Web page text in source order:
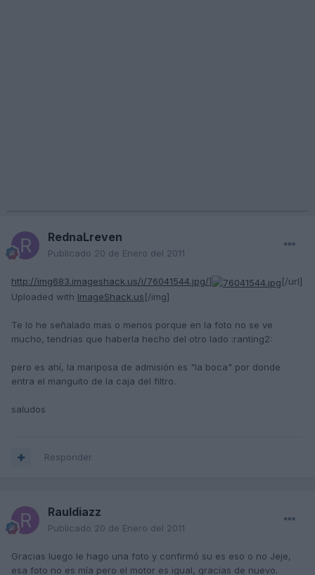
RednaLreven
Publicado 20 de Enero del 2011
http://img683.imageshack.us/i/76041544.jpg/]
[/url]
Uploaded with ImageShack.us[/img]
Te lo he señalado mas o menos porque en la foto no se ve
mucho, tendrias que haberla hecho del otro lado :ranting2:
pero es ahí, la mariposa de admisión es "la boca" por donde
entra el manguito de la caja del filtro.
saludos
Responder
Rauldiazz
Publicado 20 de Enero del 2011
Gracias luego le hago una foto y confirmó su es eso o no Jeje,
esa foto no es mía pero el motor es igual, gracias de nuevo.